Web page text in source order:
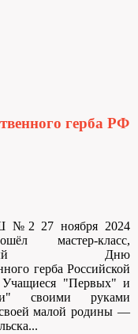
герба РФ
27 ноября 2024
мастер-класс,
Дню
герба Российской
Учащиеся "Первых" и
своими руками
своей малой родины —